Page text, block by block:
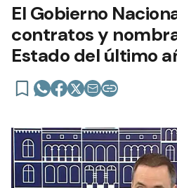
El Gobierno
contratos y
Estado del último